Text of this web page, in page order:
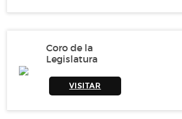
Coro de la
Legislatura
VISITAR